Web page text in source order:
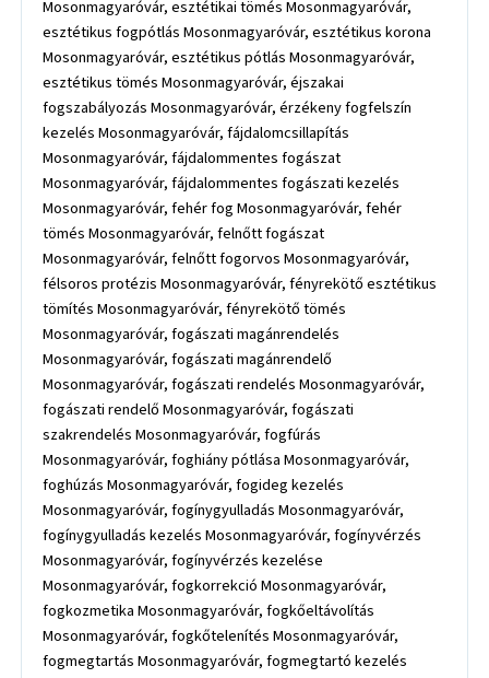
Mosonmagyaróvár, esztétikai tömés Mosonmagyaróvár,
esztétikus fogpótlás Mosonmagyaróvár, esztétikus korona
Mosonmagyaróvár, esztétikus pótlás Mosonmagyaróvár,
esztétikus tömés Mosonmagyaróvár, éjszakai
fogszabályozás Mosonmagyaróvár, érzékeny fogfelszín
kezelés Mosonmagyaróvár, fájdalomcsillapítás
Mosonmagyaróvár, fájdalommentes fogászat
Mosonmagyaróvár, fájdalommentes fogászati kezelés
Mosonmagyaróvár, fehér fog Mosonmagyaróvár, fehér
tömés Mosonmagyaróvár, felnőtt fogászat
Mosonmagyaróvár, felnőtt fogorvos Mosonmagyaróvár,
félsoros protézis Mosonmagyaróvár, fényrekötő esztétikus
tömítés Mosonmagyaróvár, fényrekötő tömés
Mosonmagyaróvár, fogászati magánrendelés
Mosonmagyaróvár, fogászati magánrendelő
Mosonmagyaróvár, fogászati rendelés Mosonmagyaróvár,
fogászati rendelő Mosonmagyaróvár, fogászati
szakrendelés Mosonmagyaróvár, fogfúrás
Mosonmagyaróvár, foghiány pótlása Mosonmagyaróvár,
foghúzás Mosonmagyaróvár, fogideg kezelés
Mosonmagyaróvár, fogínygyulladás Mosonmagyaróvár,
fogínygyulladás kezelés Mosonmagyaróvár, fogínyvérzés
Mosonmagyaróvár, fogínyvérzés kezelése
Mosonmagyaróvár, fogkorrekció Mosonmagyaróvár,
fogkozmetika Mosonmagyaróvár, fogkőeltávolítás
Mosonmagyaróvár, fogkőtelenítés Mosonmagyaróvár,
fogmegtartás Mosonmagyaróvár, fogmegtartó kezelés